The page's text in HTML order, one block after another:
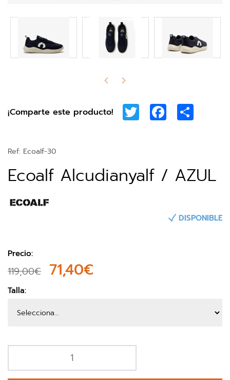
¡Comparte este producto! Twitter Facebook
Ref: Ecoalf-30
Ecoalf Alcudianyalf / AZUL
DISPONIBLE
Precio:
119,00€ 71,40€
Talla: